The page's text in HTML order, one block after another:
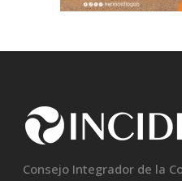
Consejo Integrador de la